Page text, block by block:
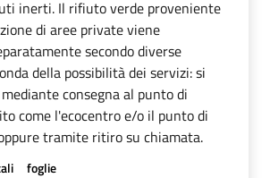
inerti. Il rifiuto verde proveniente
di aree private viene
secondo diverse
della possibilità dei servizi: si
consegna al punto di
come l'ecocentro e/o il punto di
tramite ritiro su chiamata.
foglie